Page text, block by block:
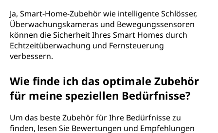
Ja, Smart-Home-Zubehör wie intelligente Schlösser,
Überwachungskameras und Bewegungssensoren
können die Sicherheit Ihres Smart Homes durch
Echtzeitüberwachung und Fernsteuerung
verbessern.
Wie finde ich das optimale Zubehör
für meine speziellen Bedürfnisse?
Um das beste Zubehör für Ihre Bedürfnisse zu
finden, lesen Sie Bewertungen und Empfehlungen